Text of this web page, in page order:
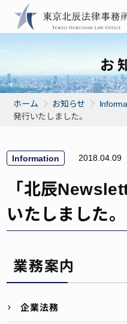
お
ホーム お知らせ
発行いたしました。
Information 2018.04.09
「北辰
いたしました。
業務案内
企業法務